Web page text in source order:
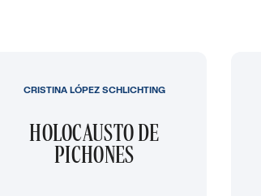
HOLOCAUSTO DE
PICHONES
CRISTINA LÓPEZ SCHLICHTING